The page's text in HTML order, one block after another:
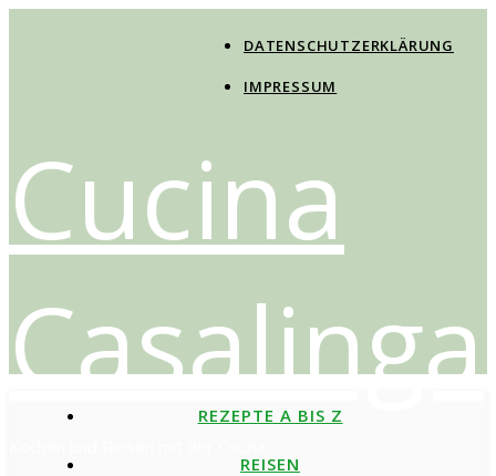
DATENSCHUTZERKLÄRUNG
IMPRESSUM
Cucina
Casalinga
REZEPTE A BIS Z
REISEN